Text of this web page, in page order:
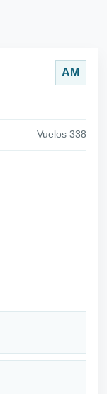
AM
Vuelos 338